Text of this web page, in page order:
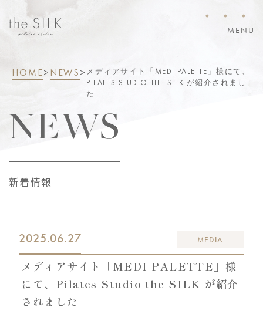
HOME>NEWS> メディアサイト「MEDI PALETTE」様にて、
PILATES STUDIO THE SILK が紹介されまし
た
NEWS
新着情報
2025.06.27 MEDIA
メディアサイト「MEDI PALETTE」様
にて、Pilates Studio the SILK が紹介
されました
・・・
MENU